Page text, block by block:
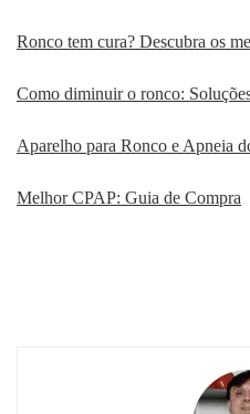
Ronco tem cura? Descubra os
Como diminuir o ronco:
Aparelho para Ronco e Apneia
Melhor CPAP: Guia de Compra